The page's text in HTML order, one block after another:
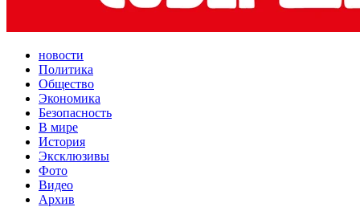
новости
Политика
Общество
Экономика
Безопасность
В мире
История
Эксклюзивы
Фото
Видео
Архив